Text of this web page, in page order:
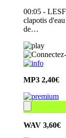
00:05 -
clapotis
de…
MP3 2,40€
WAV 3,60€